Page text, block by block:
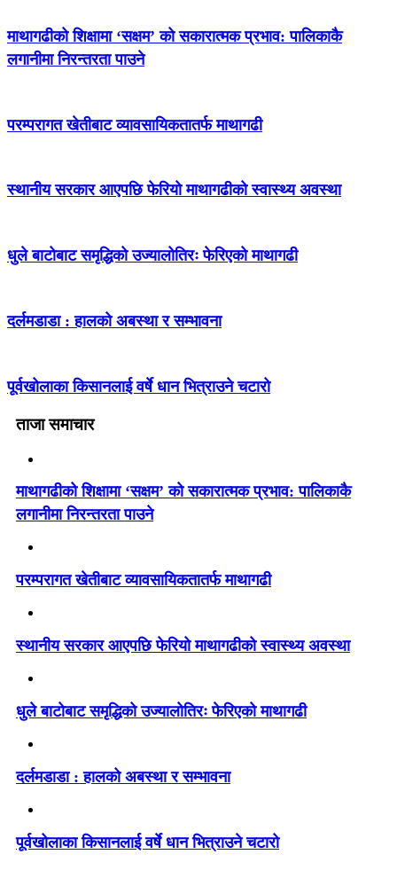
माथागढीको शिक्षामा ‘सक्षम’ को सकारात्मक प्रभाव: पालिकाकै
लगानीमा निरन्तरता पाउने
परम्परागत खेतीबाट व्यावसायिकतातर्फ माथागढी
स्थानीय सरकार आएपछि फेरियो माथागढीको स्वास्थ्य अवस्था
धुले बाटोबाट समृद्धिको उज्यालोतिरः फेरिएको माथागढी
दर्लमडाडा : हालको अबस्था र सम्भावना
पूर्वखोलाका किसानलाई वर्षे धान भित्राउने चटारो
ताजा समाचार
माथागढीको शिक्षामा ‘सक्षम’ को सकारात्मक प्रभाव: पालिकाकै
लगानीमा निरन्तरता पाउने
परम्परागत खेतीबाट व्यावसायिकतातर्फ माथागढी
स्थानीय सरकार आएपछि फेरियो माथागढीको स्वास्थ्य अवस्था
धुले बाटोबाट समृद्धिको उज्यालोतिरः फेरिएको माथागढी
दर्लमडाडा : हालको अबस्था र सम्भावना
पूर्वखोलाका किसानलाई वर्षे धान भित्राउने चटारो